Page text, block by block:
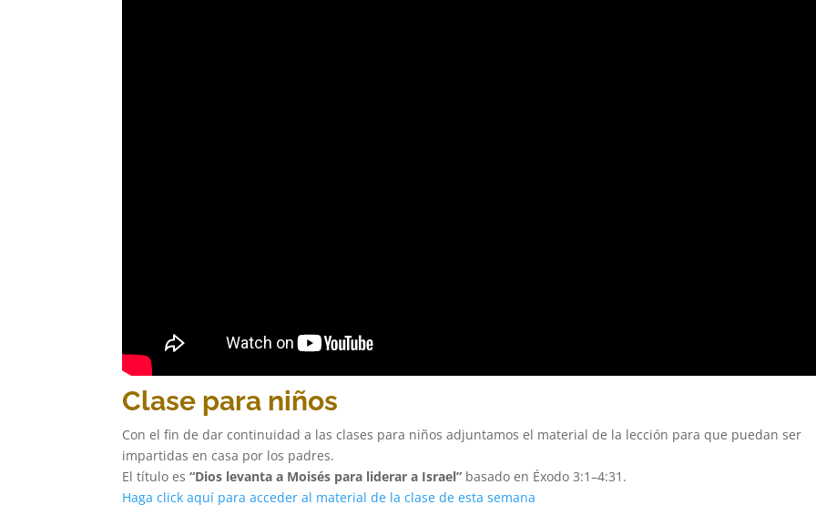
Clase para niños
Con el fin de dar continuidad a las clases para niños adjuntamos el material de la lección para que puedan ser
impartidas en casa por los padres.
El título es“Dios levanta a Moisés para liderar a Israel” basado en Éxodo 3:1–4:31.
Haga click aquí para acceder al material de la clase de esta semana